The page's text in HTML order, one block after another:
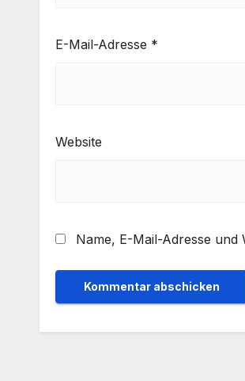
E-Mail-Adresse *
Website
Name, E-Mail-Adresse und